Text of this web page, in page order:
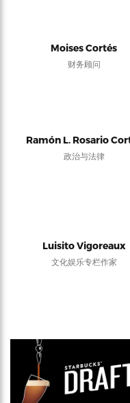
Moises Cortés
财务顾问
Ramón L. Rosario
政治与法律
Luisito Vigoreaux
文化娱乐专栏作家